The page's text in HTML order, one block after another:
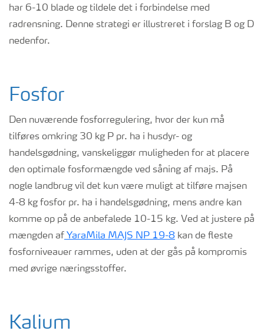
har 6-10 blade og tildele det i forbindelse med
radrensning. Denne strategi er illustreret i forslag B og D
nedenfor.
Fosfor
Den nuværende fosforregulering, hvor der kun må
tilføres omkring 30 kg P pr. ha i husdyr- og
handelsgødning, vanskeliggør muligheden for at placere
den optimale fosformængde ved såning af majs. På
nogle landbrug vil det kun være muligt at tilføre majsen
4-8 kg fosfor pr. ha i handelsgødning, mens andre kan
komme op på de anbefalede 10-15 kg. Ved at justere på
mængden af YaraMila MAJS NP 19-8 kan de fleste
fosforniveauer rammes, uden at der gås på kompromis
med øvrige næringsstoffer.
Kalium